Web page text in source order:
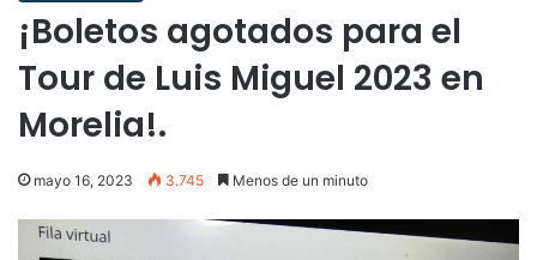
¡Boletos agotados para el
Tour de Luis Miguel 2023 en
Morelia!.
mayo 16, 2023 3.745 Menos de un minuto